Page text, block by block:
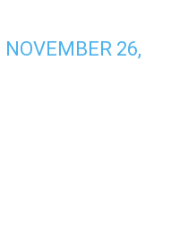
NOVEMBER 26,